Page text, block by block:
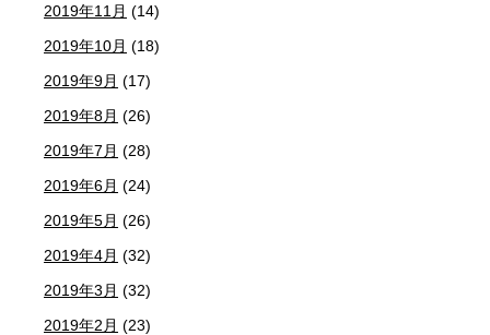
2019年11月 (14)
2019年10月 (18)
2019年9月 (17)
2019年8月 (26)
2019年7月 (28)
2019年6月 (24)
2019年5月 (26)
2019年4月 (32)
2019年3月 (32)
2019年2月 (23)